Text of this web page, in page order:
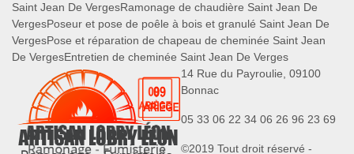
Saint Jean De VergesRamonage de chaudière Saint Jean De
VergesPoseur et pose de poêle à bois et granulé Saint Jean De
VergesPose et réparation de chapeau de cheminée Saint Jean
De VergesEntretien de cheminée Saint Jean De Verges
14 Rue du Payroulie, 09100
Bonnac
05 33 06 22 34 06 26 96 23 69
©2019 Tout droit réservé -